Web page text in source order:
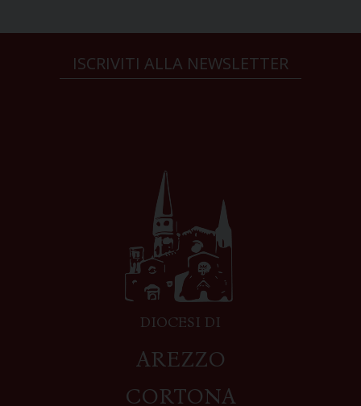
ISCRIVITI ALLA NEWSLETTER
DIOCESI DI
AREZZO
CORTONA